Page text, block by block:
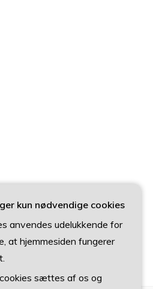
kun nødvendige cookies
anvendes udelukkende for
at hjemmesiden fungerer
sættes af os og